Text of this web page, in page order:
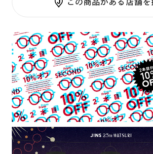
カラーレンズ：ダークカラー
カラーレンズ：ライトカラー
カラーレンズ：トレンドカラー
コンシーラーカラー
コンシーラーカラーUVダブルカット
チークカラー
偏光レンズ
アクティブレンズ
UVダブルカットレンズ
JINS VIOLET+
この商品がある店舗を